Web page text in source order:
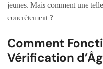
jeunes. Mais comment une
concrètement ?
Comment
Vérification